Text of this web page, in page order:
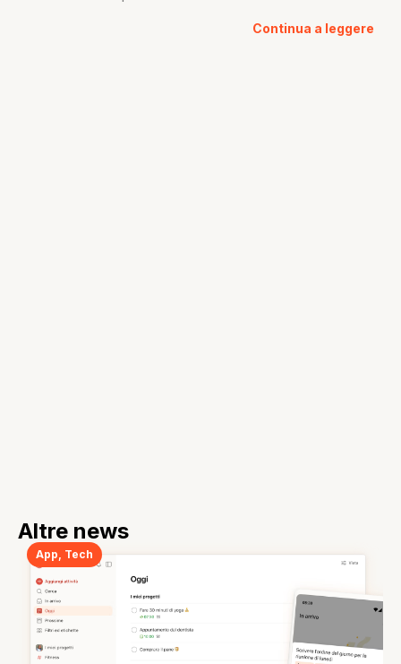
Continua a leggere
Altre news
App, Tech